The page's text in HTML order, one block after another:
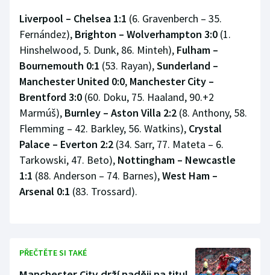
Stolní tenis
Triatlon
Veslování
Vodní slalom
Volejbal
Ostatní
Liverpool – Chelsea 1:1 (6. Gravenberch – 35.
Fernández), Brighton – Wolverhampton 3:0 (1.
Hinshelwood, 5. Dunk, 86. Minteh), Fulham –
Bournemouth 0:1 (53. Rayan),Sunderland –
Manchester United 0:0, Manchester City –
Brentford 3:0 (60. Doku, 75. Haaland, 90.+2
Marmúš), Burnley – Aston Villa 2:2 (8. Anthony, 58.
Flemming – 42. Barkley, 56. Watkins), Crystal
Palace – Everton 2:2 (34. Sarr, 77. Mateta – 6.
Tarkowski, 47. Beto), Nottingham – Newcastle
1:1 (88. Anderson – 74. Barnes),West Ham –
Arsenal 0:1 (83. Trossard).
PŘEČTĚTE SI TAKÉ